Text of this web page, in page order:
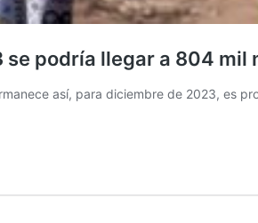
podría llegar a 804 mil
así, para diciembre de 2023, es